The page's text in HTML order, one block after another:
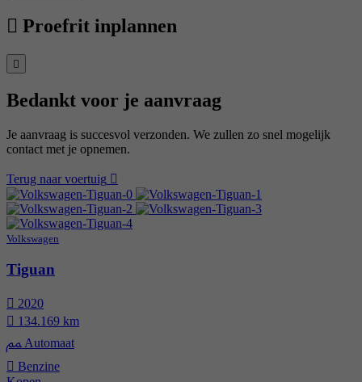
Proefrit inplannen
Bedankt voor je aanvraag
Je aanvraag is succesvol verzonden. We zullen zo snel mogelijk
contact met je opnemen.
Terug naar voertuig
Volkswagen
Tiguan
2020
134.169 km
Automaat
Benzine